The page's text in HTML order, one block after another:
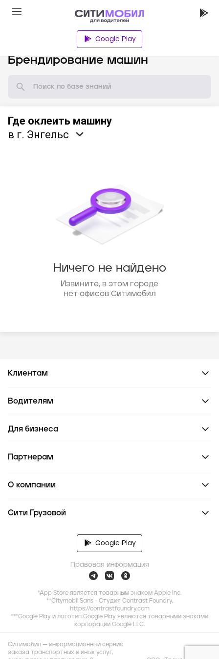
Google Play
Брендирование машин
Где оклеить машину
в г. Энгельс
Ничего не найдено
Извините, в этом городе
нет офисов Ситимобил
Клиентам
Водителям
Для бизнеса
Партнерам
О компании
Сити Грузовой
Google Play
Правовая информация
*App Store является товарным знаком Apple Inc.
**Citymobil Sans - Студия Contrast Foundry,
https://contrastfoundry.com
***Google Play и логотип Google Play являются товарными знаками
корпорации Google LLC.
Ситимобил — информационный сервис
заказа транспортных и иных услуг,